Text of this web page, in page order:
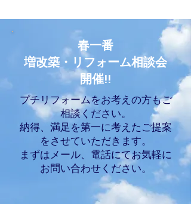
春一番
増改築・リフォーム相談会
開催!!
プチリフォームをお考えの方もご
相談ください。
納得、満足を第一に考えたご提案
をさせていただきます。
まずはメール、電話にてお気軽に
お問い合わせください。